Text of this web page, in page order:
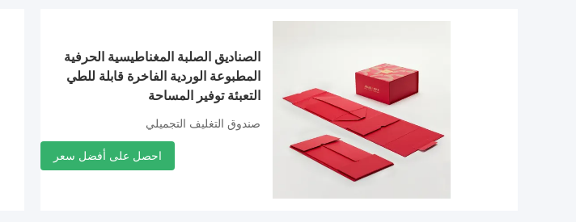
الصناديق الصلبة المغناطيسية الحرفية
المطبوعة الوردية الفاخرة قابلة للطي
التعبئة توفير المساحة
صندوق التغليف التجميلي
احصل على أفضل سعر